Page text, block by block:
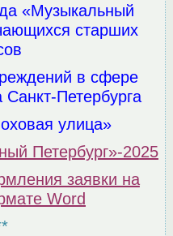
«Музыкальный
старших
в сфере
Санкт-Петербурга
улица»
Петербург»-2025
заявки на
Word